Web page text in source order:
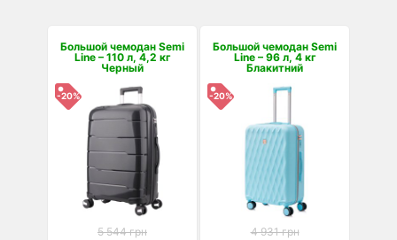
Большой чемодан Semi
Line – 110 л, 4,2 кг
Черный
-20%
5 544 грн
Большой чемодан Semi
Line – 96 л, 4 кг
Блакитний
-20%
4 931 грн